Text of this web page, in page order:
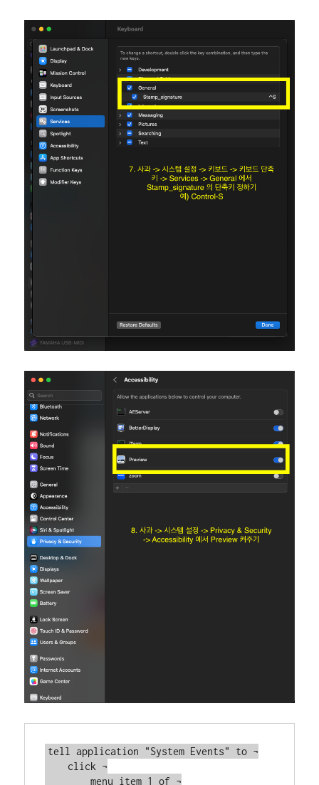
tell application "System Events" to ¬
        menu item 1 of ¬